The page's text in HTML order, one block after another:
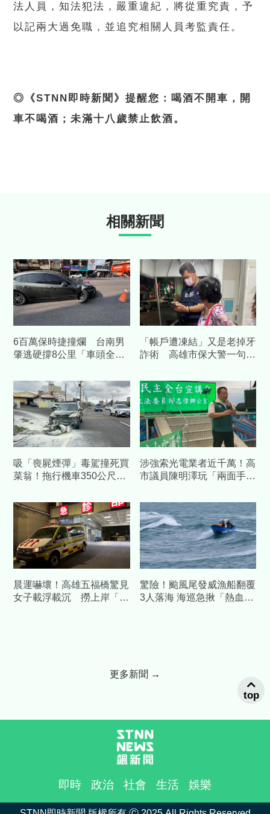
法人員，知法犯法，嚴重違紀，將從重究責，予
以記兩大過免職，並追究相關人員考監責任。
◎《STNN即時新聞》提醒您：喝酒不開車，開
車不喝酒；未滿十八歲禁止飲酒。
相關新聞
6百萬保時捷撞爛 台南男
肇逃硬撐8公里「車頭全
「帳戶遭凍結」又是老掉牙
詐術 高雄市保大警一句話
吸「喪屍煙彈」毒駕撞死買
菜翁！拖行機車350公尺起
涉強索光電業者近千萬！高
市議員陳明澤玩「兩面手
晨運嚇壞！高雄五福橋驚見
女子載浮載沉 撈上岸「已
驚險！颱風尾發威漁船翻覆
3人落海 海巡急揪「熱血船
更多新聞 →
即時 政治 社會 生活 娛樂
top